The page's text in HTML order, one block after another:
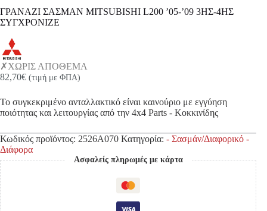
ΓΡΑΝΑΖΙ ΣΑΣΜΑΝ MITSUBISHI L200 ’05-’09 3ΗΣ-4ΗΣ
ΣΥΓΧΡΟΝΙΖΕ
ΧΩΡΙΣ ΑΠΟΘΕΜΑ
82,70€ (τιμή με ΦΠΑ)
Το συγκεκριμένο ανταλλακτικό είναι καινούριο με εγγύηση
ποιότητας και λειτουργίας από την 4x4 Parts - Κοκκινίδης
Κωδικός προϊόντος: 2526A070 Κατηγορία: - Σασμάν/Διαφορικό -
Διάφορα
Ασφαλείς πληρωμές με κάρτα